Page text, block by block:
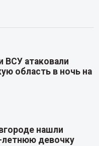
ВСУ атаковали
область в ночь на
нашли
девочку